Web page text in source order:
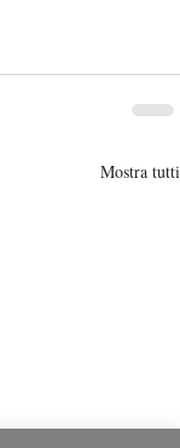
Mostra tutti